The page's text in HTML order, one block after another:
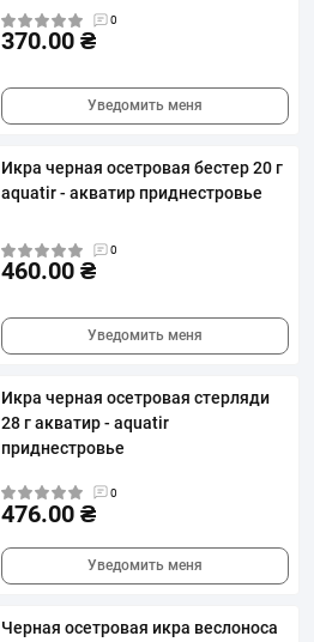
0
370.00 ₴
Уведомить меня
Икра черная осетровая бестер 20 г
aquatir - акватир приднестровье
0
460.00 ₴
Уведомить меня
Икра черная осетровая стерляди
28 г акватир - aquatir
приднестровье
0
476.00 ₴
Уведомить меня
Черная осетровая икра веслоноса